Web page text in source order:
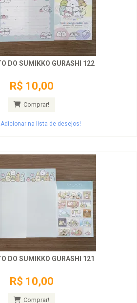
CONJUNTO DO SUMIKKO GURASHI 122
R$ 10,00
Comprar!
Adicionar na lista de desejos!
CONJUNTO DO SUMIKKO GURASHI 121
R$ 10,00
Comprar!